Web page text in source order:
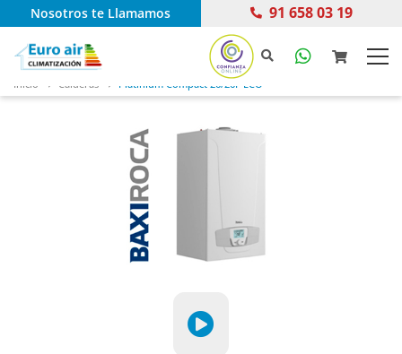
Nosotros te Llamamos 91 658 03 19
Inicio Calderas Platinium Compact 26/26F ECO